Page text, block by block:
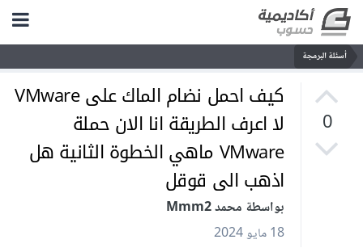
أسئلة البرمجة
0
كيف احمل نضام الماك على VMware
لا اعرف الطريقة انا الان حملة
VMware ماهي الخطوة الثانية هل
اذهب الى قوقل
بواسطة محمد Mmm2
18 مايو 2024